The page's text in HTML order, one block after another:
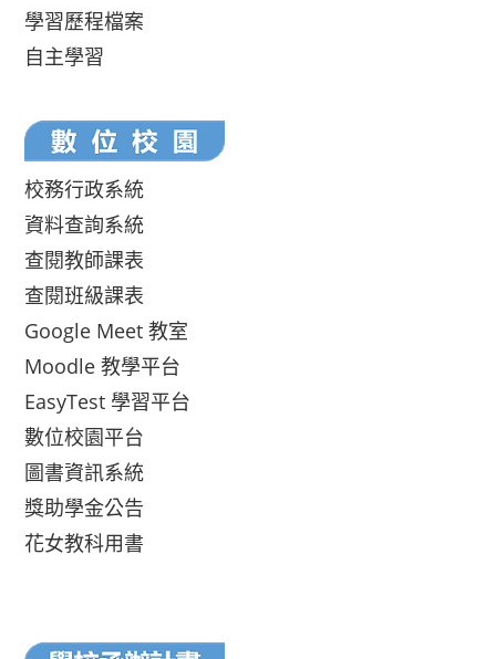
學習歷程檔案
自主學習
校務行政系統
資料查詢系統
查閱教師課表
查閱班級課表
Google Meet 教室
Moodle 教學平台
EasyTest 學習平台
數位校園平台
圖書資訊系統
獎助學金公告
花女教科用書